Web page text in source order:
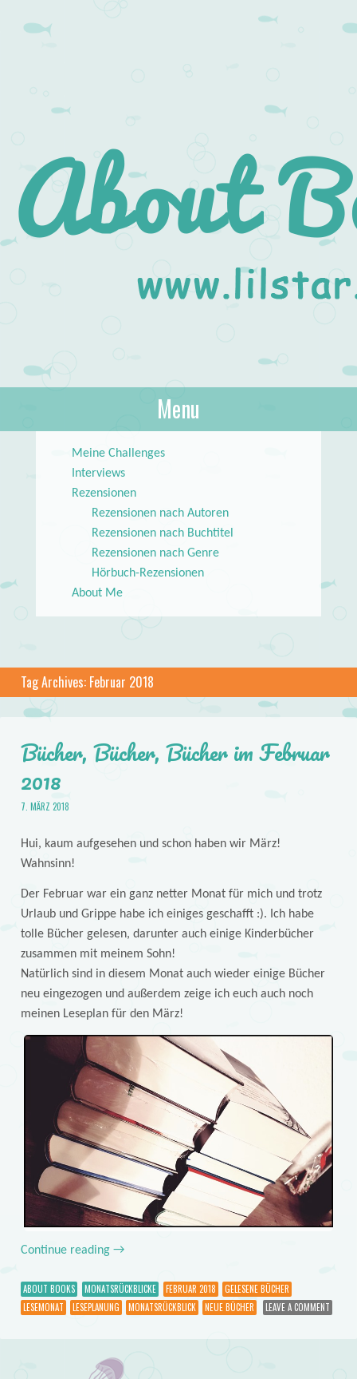
About Books
lilstar.de
Menu
Meine Challenges
Interviews
Rezensionen
Rezensionen nach Autoren
Rezensionen nach Buchtitel
Rezensionen nach Genre
Hörbuch-Rezensionen
About Me
Tag Archives: Februar 2018
Bücher, Bücher, Bücher im Februar
2018
7. MÄRZ 2018
Hui, kaum aufgesehen und schon haben wir März!
Wahnsinn!
Der Februar war ein ganz netter Monat für mich und trotz
Urlaub und Grippe habe ich einiges geschafft :). Ich habe
tolle Bücher gelesen, darunter auch einige Kinderbücher
zusammen mit meinem Sohn!
Natürlich sind in diesem Monat auch wieder einige Bücher
neu eingezogen und außerdem zeige ich euch auch noch
meinen Leseplan für den März!
Continue reading →
ABOUT BOOKS MONATSRÜCKBLICKE FEBRUAR 2018
GELESENE BÜCHER
LESEMONAT
LESEPLANUNG MONATSRÜCKBLICK NEUE BÜCHER LEAVE A COMMENT